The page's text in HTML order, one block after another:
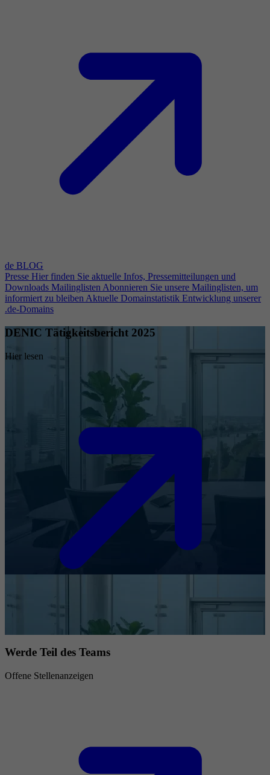
de BLOG
Presse Hier finden Sie aktuelle Infos, Pressemitteilungen und
Downloads Mailinglisten Abonnieren Sie unsere Mailinglisten, um
informiert zu bleiben Aktuelle Domainstatistik Entwicklung unserer
.de-Domains
DENIC Tätigkeitsbericht 2025
Hier lesen
Werde Teil des Teams
Offene Stellenanzeigen